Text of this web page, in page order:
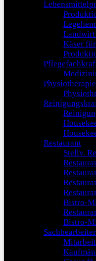
Käser
Physiotherapie
Restaurant
Stellv.
Bistro-
Bistro-
Sachbearbeiter